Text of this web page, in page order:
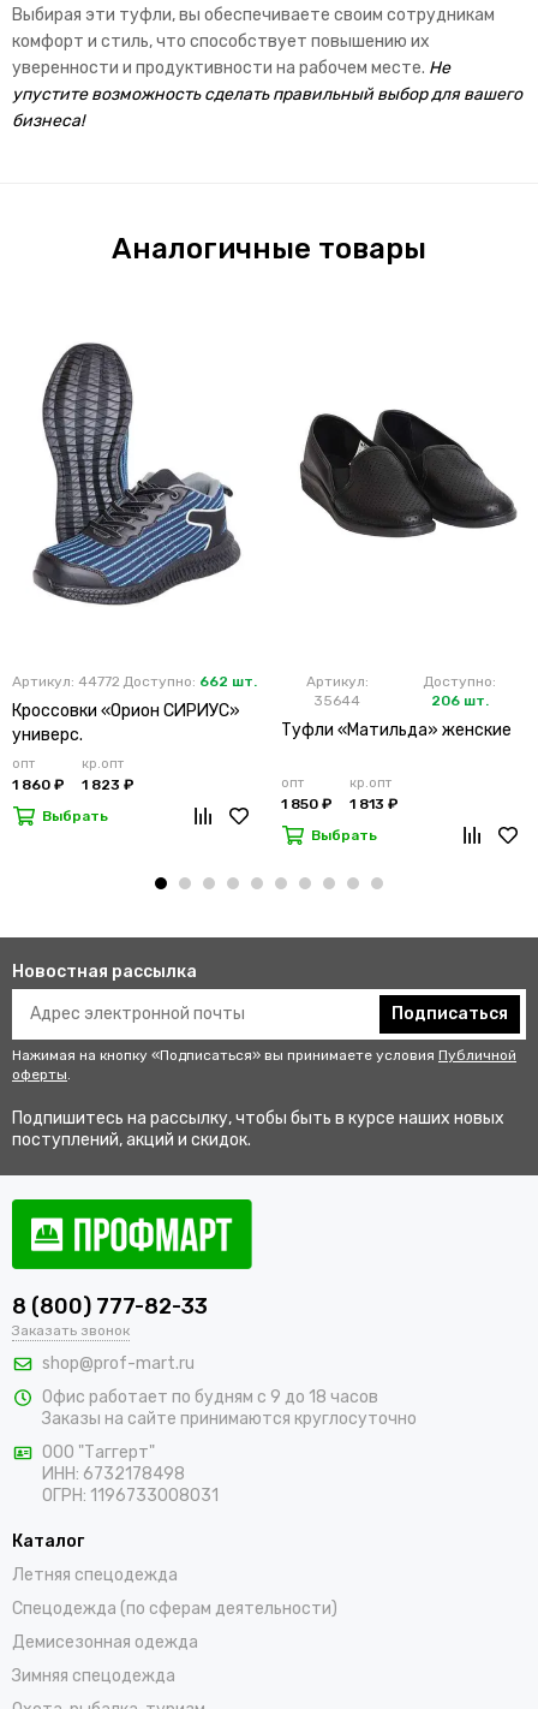
Выбирая эти туфли, вы обеспечиваете своим сотрудникам
комфорт и стиль, что способствует повышению их
уверенности и продуктивности на рабочем месте. Не
упустите возможность сделать правильный выбор для вашего
бизнеса!
Аналогичные товары
Артикул: 44772 Доступно: 662 шт.
Кроссовки «Орион СИРИУС»
универс.
опт
1 860 ₽
кр.опт
1 823 ₽
Выбрать
Артикул:
35644
Доступно:
206 шт.
Туфли «Матильда» женские
опт
1 850 ₽
кр.опт
1 813 ₽
Выбрать
Новостная рассылка
Подписаться
Нажимая на кнопку «Подписаться» вы принимаете условия Публичной
оферты.
Подпишитесь на рассылку, чтобы быть в курсе наших новых
поступлений, акций и скидок.
8 (800) 777-82-33
Заказать звонок
shop@prof-mart.ru
Офис работает по будням с 9 до 18 часов
Заказы на сайте принимаются круглосуточно
ООО "Таггерт"
ИНН: 6732178498
ОГРН: 1196733008031
Каталог
Летняя спецодежда
Спецодежда (по сферам деятельности)
Демисезонная одежда
Зимняя спецодежда